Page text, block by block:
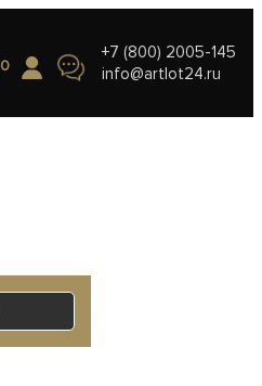
0
+7 (800) 2005-145
info@artlot24.ru